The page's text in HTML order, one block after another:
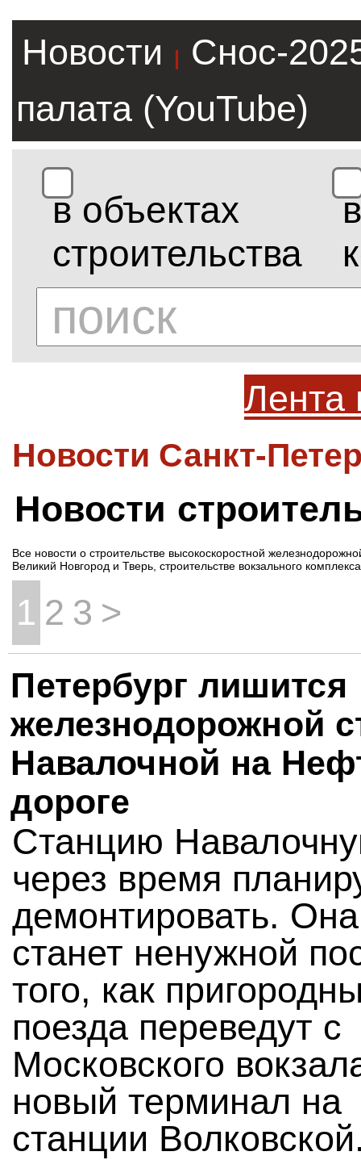
Новости |
Снос-
палата (YouTube)
в объектах
строительства
в
Лента
Новости Санкт-
Новости
Все новости о строительстве высокоскоростной
Великий Новгород и Тверь, строительстве вокзального
1 2 3 >
Петербург лишится
железнодорожной
Навалочной на
дороге
Станцию
через время
демонтировать. Она
станет ненужной
того, как
поезда переведут с
Московского
новый терминал на
станции